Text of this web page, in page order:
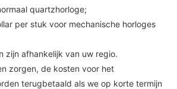
quartzhorloge;
per stuk voor mechanische horloges
zijn afhankelijk van uw regio.
zorgen, de kosten voor het
terugbetaald als we op korte termijn